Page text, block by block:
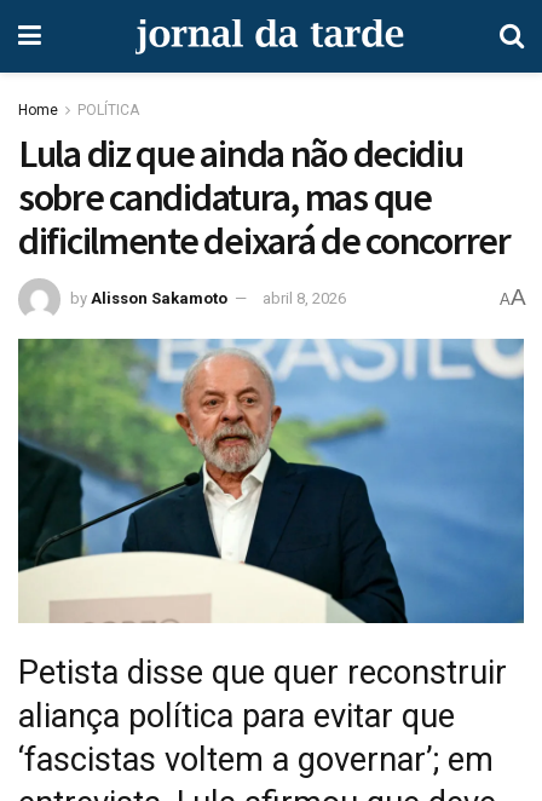
Home POLÍTICA
Lula diz que ainda não decidiu
sobre candidatura, mas que
dificilmente deixará de concorrer
by Alisson Sakamoto abril 8, 2026 AA
Petista disse que quer reconstruir
aliança política para evitar que
‘fascistas voltem a governar’; em